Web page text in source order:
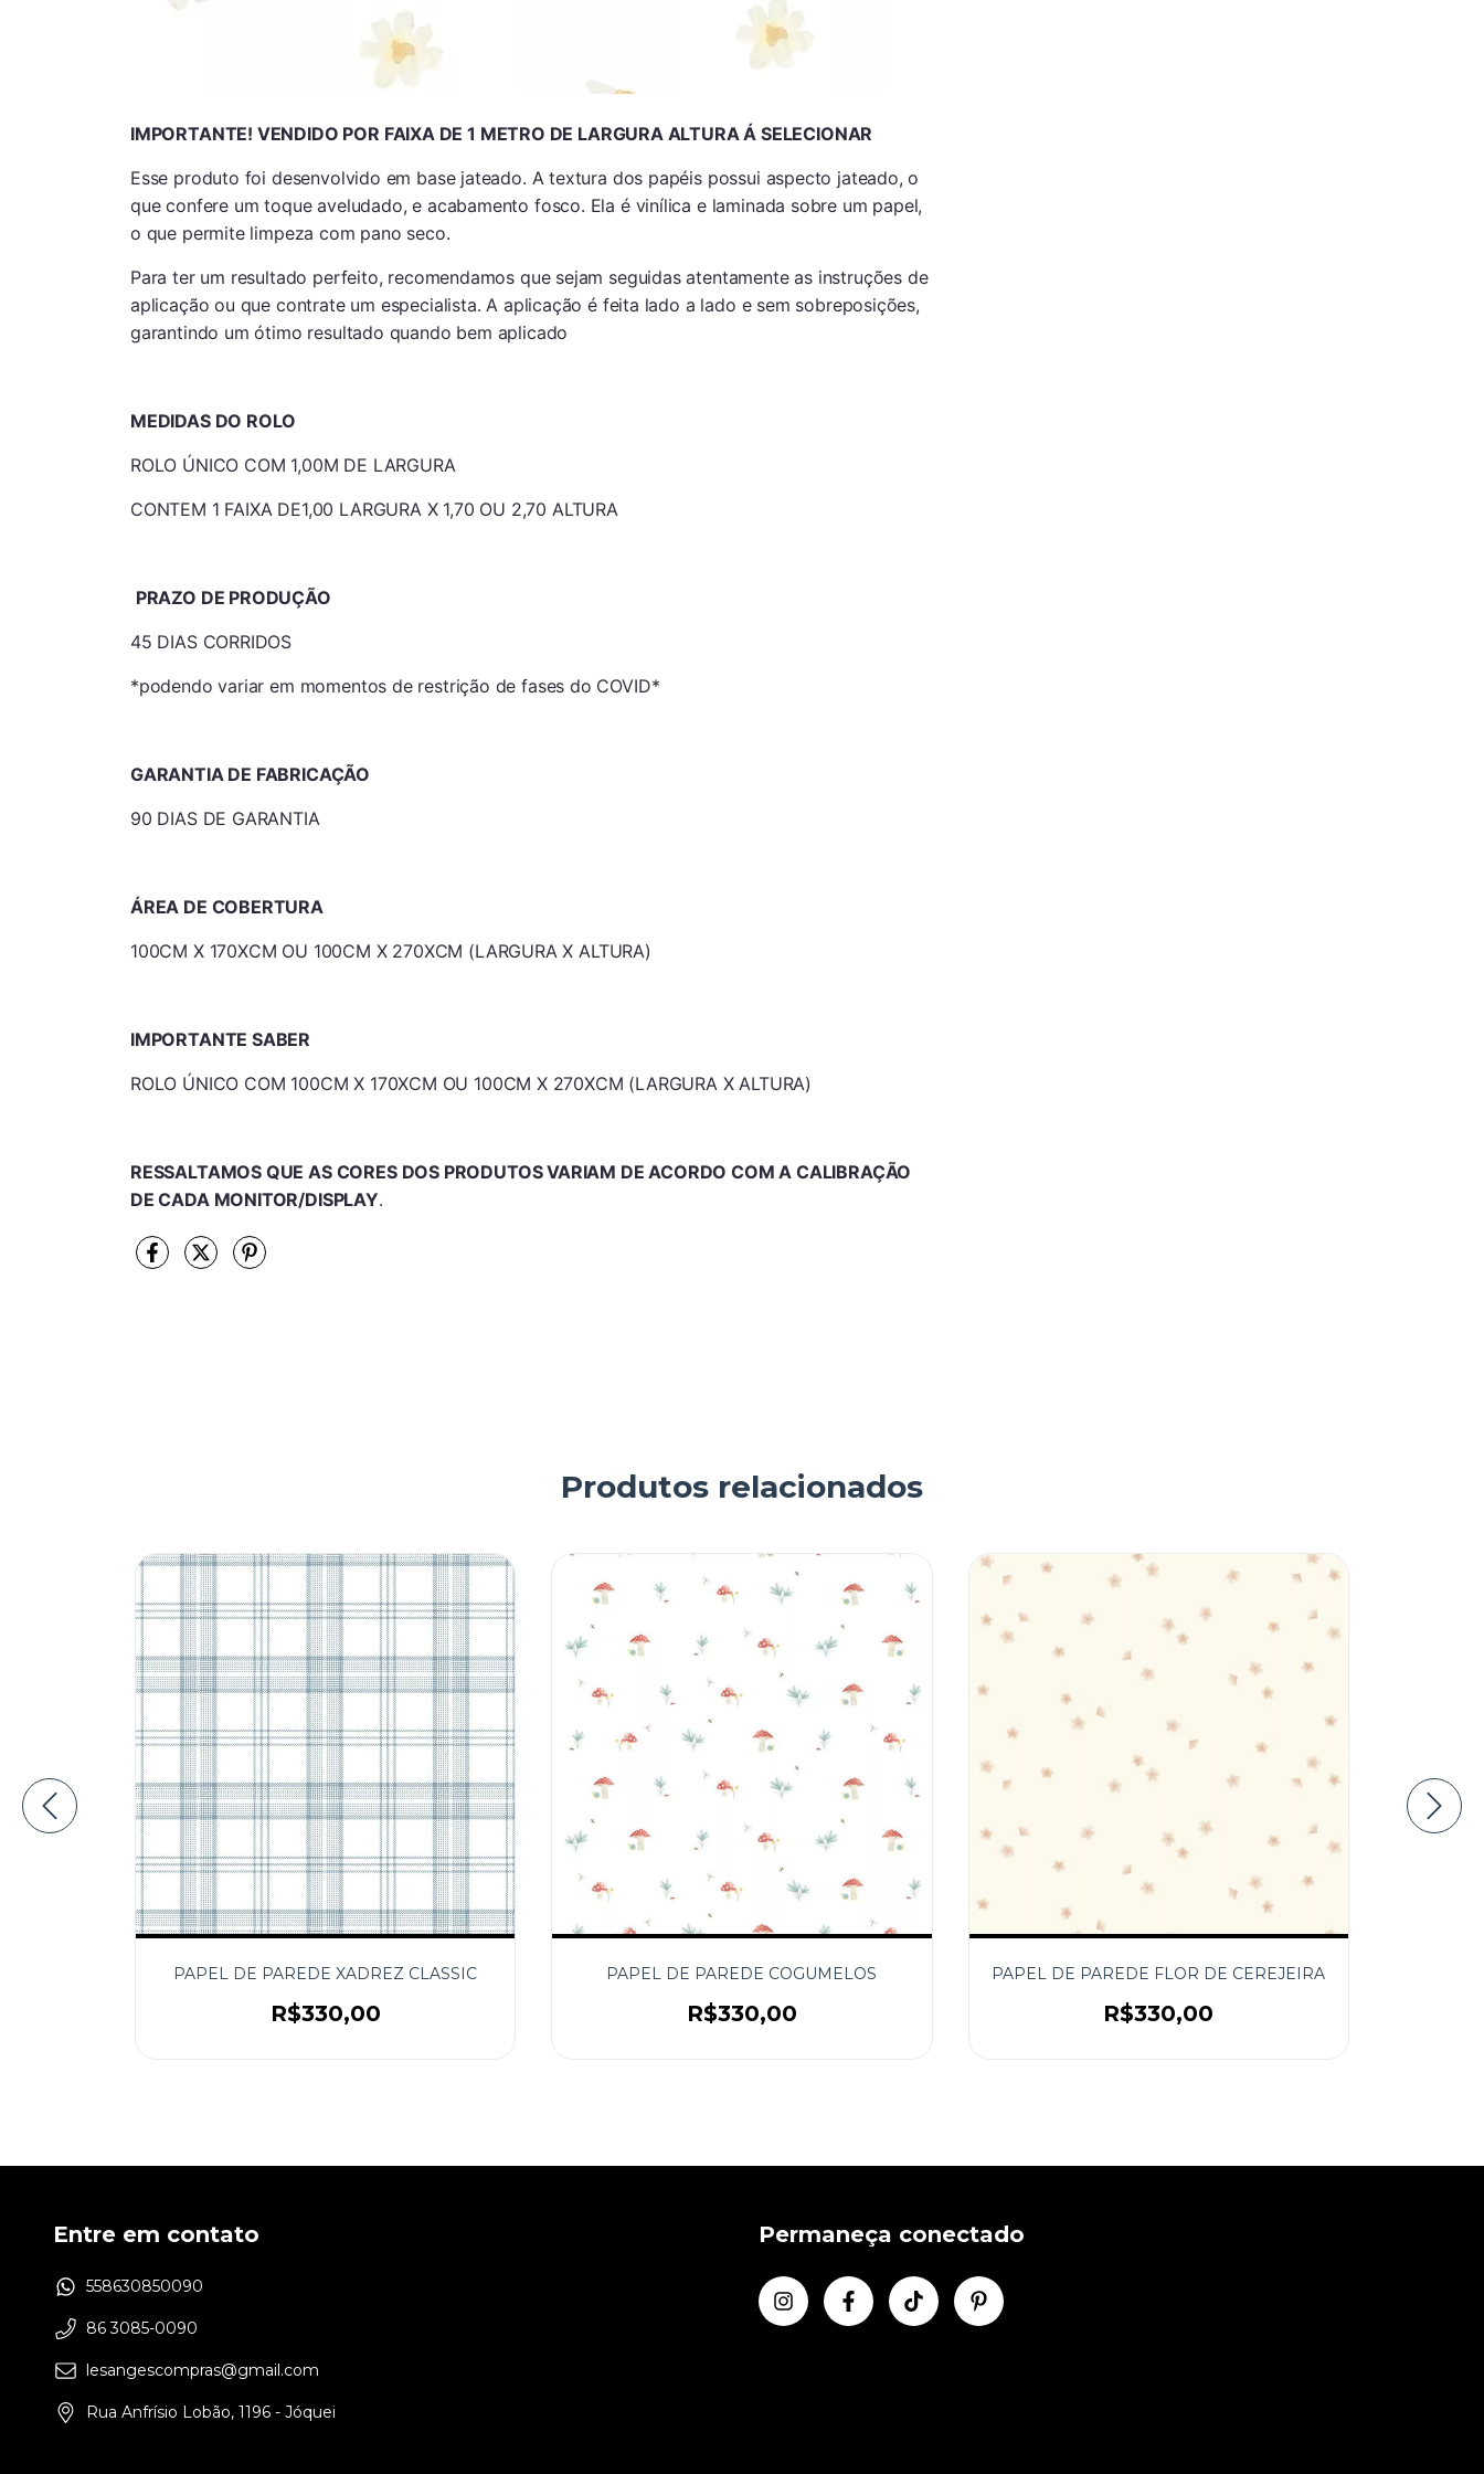
IMPORTANTE! VENDIDO POR FAIXA DE 1 METRO DE LARGURA ALTURA Á SELECIONAR
Esse produto foi desenvolvido em base jateado. A textura dos papéis possui aspecto jateado, o
que confere um toque aveludado, e acabamento fosco. Ela é vinílica e laminada sobre um papel,
o que permite limpeza com pano seco.
Para ter um resultado perfeito, recomendamos que sejam seguidas atentamente as instruções de
aplicação ou que contrate um especialista. A aplicação é feita lado a lado e sem sobreposições,
garantindo um ótimo resultado quando bem aplicado
MEDIDAS DO ROLO
ROLO ÚNICO COM 1,00M DE LARGURA
CONTEM 1 FAIXA DE1,00 LARGURA X 1,70 OU 2,70 ALTURA
PRAZO DE PRODUÇÃO
45 DIAS CORRIDOS
*podendo variar em momentos de restrição de fases do COVID*
GARANTIA DE FABRICAÇÃO
90 DIAS DE GARANTIA
ÁREA DE COBERTURA
100CM X 170XCM OU 100CM X 270XCM (LARGURA X ALTURA)
IMPORTANTE SABER
ROLO ÚNICO COM 100CM X 170XCM OU 100CM X 270XCM (LARGURA X ALTURA)
RESSALTAMOS QUE AS CORES DOS PRODUTOS VARIAM DE ACORDO COM A CALIBRAÇÃO
DE CADA MONITOR/DISPLAY.
Produtos relacionados
PAPEL DE PAREDE XADREZ CLASSIC
R$330,00
PAPEL DE PAREDE COGUMELOS
R$330,00
PAPEL DE PAREDE FLOR DE CEREJEIRA
R$330,00
Entre em contato
558630850090
86 3085-0090
lesangescompras@gmail.com
Rua Anfrísio Lobão, 1196 - Jóquei
Permaneça conectado